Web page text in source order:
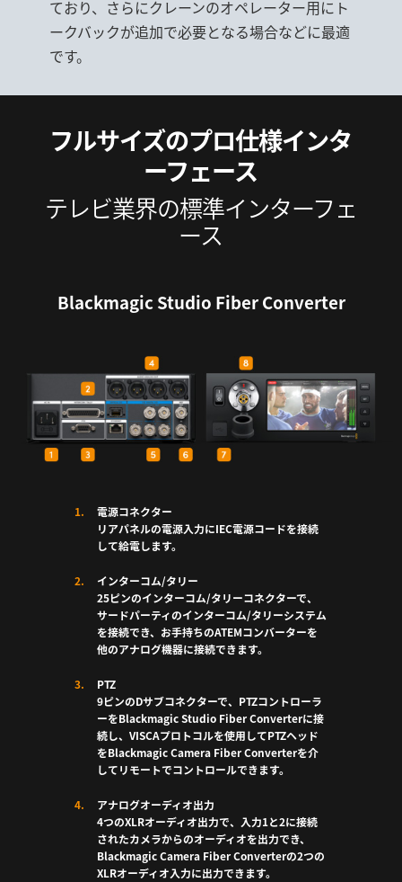
ており、さらにクレーンのオペレーター用にト
ークバックが追加で必要となる場合などに最適
です。
フルサイズのプロ仕様インタ
ーフェース
テレビ業界の標準インターフェ
ース
Blackmagic Studio Fiber Converter
電源コネクター
リアパネルの電源入力にIEC電源コードを接続
して給電します。
インターコム/タリー
25ピンのインターコム/タリーコネクターで、
サードパーティのインターコム/タリーシステム
を接続でき、お手持ちのATEMコンバーターを
他のアナログ機器に接続できます。
PTZ
9ピンのDサブコネクターで、PTZコントローラ
ーをBlackmagic Studio Fiber Converterに接
続し、VISCAプロトコルを使用してPTZヘッド
をBlackmagic Camera Fiber Converterを介
してリモートでコントロールできます。
アナログオーディオ出力
4つのXLRオーディオ出力で、入力1と2に接続
されたカメラからのオーディオを出力でき、
Blackmagic Camera Fiber Converterの2つの
XLRオーディオ入力に出力できます。